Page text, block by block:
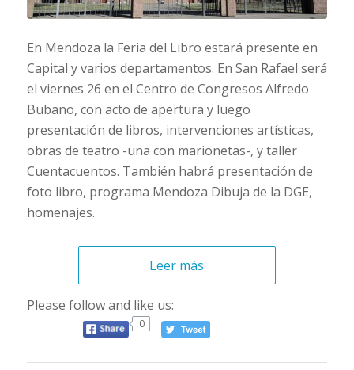
En Mendoza la Feria del Libro estará presente en
Capital y varios departamentos. En San Rafael será
el viernes 26 en el Centro de Congresos Alfredo
Bubano, con acto de apertura y luego
presentación de libros, intervenciones artísticas,
obras de teatro -una con marionetas-, y taller
Cuentacuentos. También habrá presentación de
foto libro, programa Mendoza Dibuja de la DGE,
homenajes.
Leer más
Please follow and like us:
0